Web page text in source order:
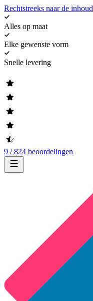
Rechtstreeks naar de inhoud
Alles op maat
Elke gewenste vorm
Snelle levering
9 / 824 beoordelingen